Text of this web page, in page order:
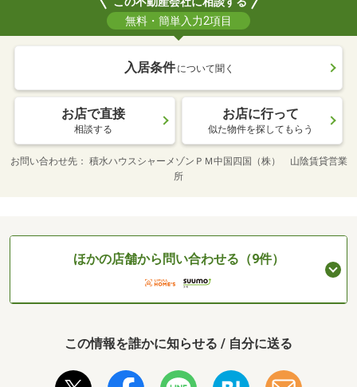
無料・簡単入力2項目
入居条件 について聞く
お店で直接
相談する
お店に行って
似た物件を探してもらう
お問い合わせ先
積水ハウスシャーメゾンＰＭ中国四国（株） 山陰賃貸営業
所
ほかの店舗から問い合わせる（9件）
この情報を誰かに知らせる / 自分に送る